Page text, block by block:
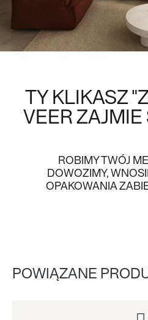
TY KLIKASZ
VEER ZAJMIE
ROBIMY TWÓJ
DOWOZIMY,
OPAKOWANIA
POWIĄZANE